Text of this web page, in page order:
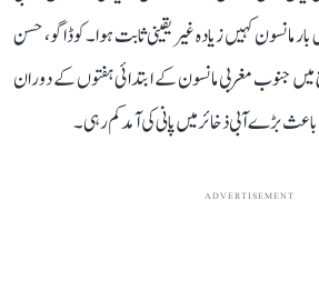
کہیں زیادہ غیر یقینی ثابت ہوا۔ کوڈاگو، حسن
میں جنوب مغربی مانسون کے ابتدائی ہفتوں کے دوران
بڑے آبی ذخائر میں پانی کی آمد کم رہی۔
ADVERTISEMENT